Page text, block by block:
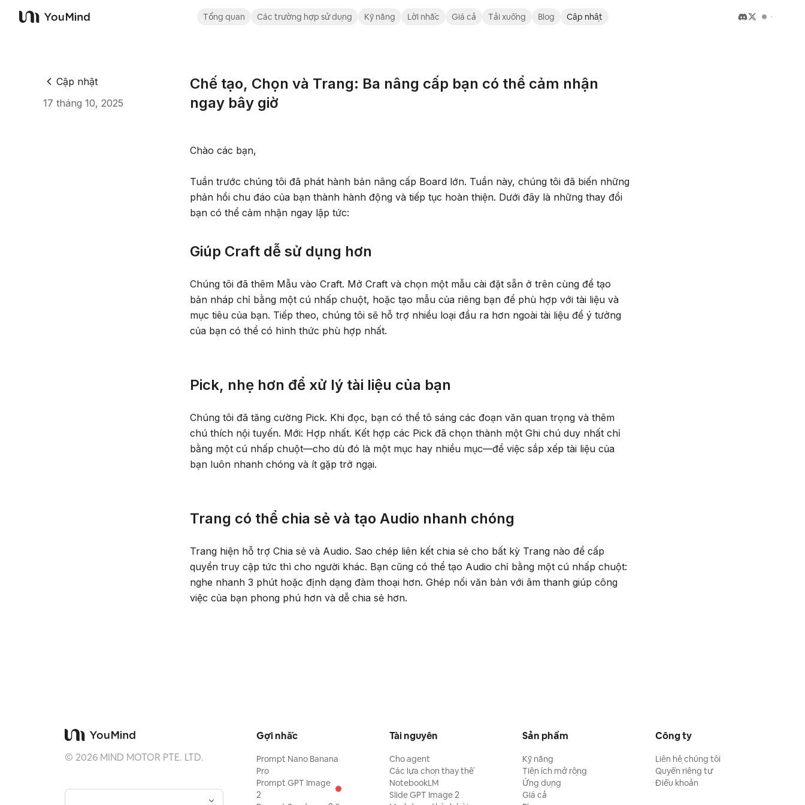
YouMind
Tổng quan Các trường hợp sử dụng Kỹ năng Lời nhắc Giá cả Tải xuống Blog Cập nhật
Cập nhật
17 tháng 10, 2025
Chế tạo, Chọn và Trang: Ba nâng cấp bạn có thể cảm nhận
ngay bây giờ
Chào các bạn,
Tuần trước chúng tôi đã phát hành bản nâng cấp Board lớn. Tuần này, chúng tôi đã biến những
phản hồi chu đáo của bạn thành hành động và tiếp tục hoàn thiện. Dưới đây là những thay đổi
bạn có thể cảm nhận ngay lập tức:
Giúp Craft dễ sử dụng hơn
Chúng tôi đã thêm Mẫu vào Craft. Mở Craft và chọn một mẫu cài đặt sẵn ở trên cùng để tạo
bản nháp chỉ bằng một cú nhấp chuột, hoặc tạo mẫu của riêng bạn để phù hợp với tài liệu và
mục tiêu của bạn. Tiếp theo, chúng tôi sẽ hỗ trợ nhiều loại đầu ra hơn ngoài tài liệu để ý tưởng
của bạn có thể có hình thức phù hợp nhất.
Pick, nhẹ hơn để xử lý tài liệu của bạn
Chúng tôi đã tăng cường Pick. Khi đọc, bạn có thể tô sáng các đoạn văn quan trọng và thêm
chú thích nội tuyến. Mới: Hợp nhất. Kết hợp các Pick đã chọn thành một Ghi chú duy nhất chỉ
bằng một cú nhấp chuột—cho dù đó là một mục hay nhiều mục—để việc sắp xếp tài liệu của
bạn luôn nhanh chóng và ít gặp trở ngại.
Trang có thể chia sẻ và tạo Audio nhanh chóng
Trang hiện hỗ trợ Chia sẻ và Audio. Sao chép liên kết chia sẻ cho bất kỳ Trang nào để cấp
quyền truy cập tức thì cho người khác. Bạn cũng có thể tạo Audio chỉ bằng một cú nhấp chuột:
nghe nhanh 3 phút hoặc định dạng đàm thoại hơn. Ghép nối văn bản với âm thanh giúp công
việc của bạn phong phú hơn và dễ chia sẻ hơn.
© 2026MIND MOTOR PTE. LTD.
Gợi nhắc
Prompt Nano Banana
Pro
Prompt GPT Image
2
Tài nguyên
Cho agent
Các lựa chọn thay thế
NotebookLM
Slide GPT Image 2
Sản phẩm
Kỹ năng
Tiện ích mở rộng
Ứng dụng
Giá cả
Công ty
Liên hệ chúng tôi
Quyền riêng tư
Điều khoản